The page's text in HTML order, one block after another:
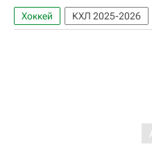
Хоккей КХЛ 2025-2026